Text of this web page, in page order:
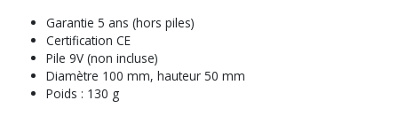
Garantie 5 ans (hors piles)
Certification CE
Pile 9V (non incluse)
Diamètre 100 mm, hauteur 50 mm
Poids : 130 g